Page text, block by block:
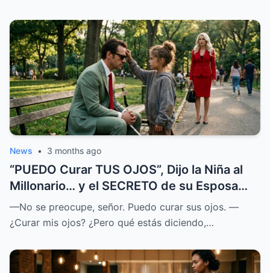
News • 3 months ago
“PUEDO Curar TUS OJOS”, Dijo la Niña al
Millonario… y el SECRETO de su Esposa
SALIÓ a la LUZ
—No se preocupe, señor. Puedo curar sus ojos. —
¿Curar mis ojos? ¿Pero qué estás diciendo,…